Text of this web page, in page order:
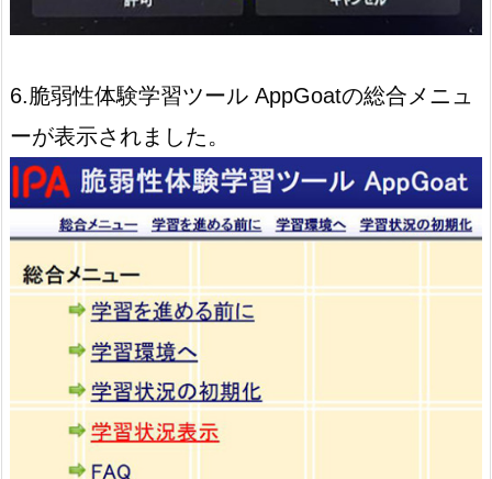
6.脆弱性体験学習ツール AppGoatの総合メニュ
ーが表示されました。